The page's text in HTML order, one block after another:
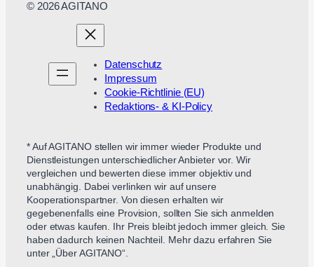
© 2026 AGITANO
Datenschutz
Impressum
Cookie-Richtlinie (EU)
Redaktions- & KI-Policy
* Auf AGITANO stellen wir immer wieder Produkte und
Dienstleistungen unterschiedlicher Anbieter vor. Wir
vergleichen und bewerten diese immer objektiv und
unabhängig. Dabei verlinken wir auf unsere
Kooperationspartner. Von diesen erhalten wir
gegebenenfalls eine Provision, sollten Sie sich anmelden
oder etwas kaufen. Ihr Preis bleibt jedoch immer gleich. Sie
haben dadurch keinen Nachteil. Mehr dazu erfahren Sie
unter „Über AGITANO“.